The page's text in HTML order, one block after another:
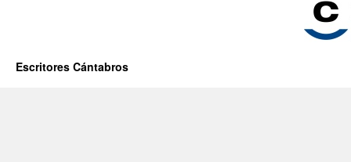
Escritores Cántabros